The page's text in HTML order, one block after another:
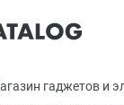
гаджетов и